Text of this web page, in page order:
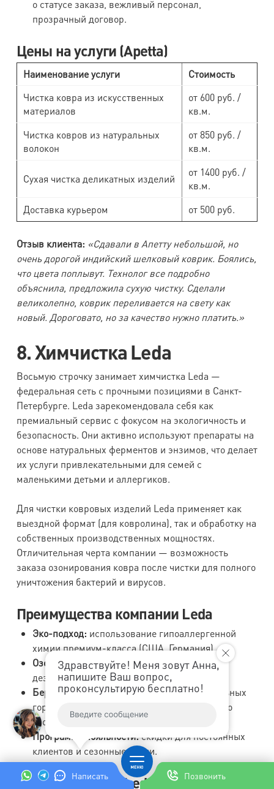
Написать Позвонить
Здравствуйте! Меня зовут Анна,
напишите Ваш вопрос,
проконсультирую бесплатно!
о статусе заказа, вежливый персонал,
прозрачный договор.
Цены на услуги (Apetta)
Наименование услуги
Стоимость
Чистка ковра из искусственных
материалов
от 600 руб. /
кв.м.
Чистка ковров из натуральных
волокон
от 850 руб. /
кв.м.
Сухая чистка деликатных изделий
от 1400 руб. /
кв.м.
Доставка курьером
от 500 руб.
Отзыв клиента: «Сдавали в Апетту небольшой, но
очень дорогой индийский шелковый коврик. Боялись,
что цвета поплывут. Технолог все подробно
объяснила, предложила сухую чистку. Сделали
великолепно, коврик переливается на свету как
новый. Дороговато, но за качество нужно платить.»
8. Химчистка Leda
Восьмую строчку занимает химчистка Leda —
федеральная сеть с прочными позициями в Санкт-
Петербурге. Leda зарекомендовала себя как
премиальный сервис с фокусом на экологичность и
безопасность. Они активно используют препараты на
основе натуральных ферментов и энзимов, что делает
их услуги привлекательными для семей с
маленькими детьми и аллергиков.
Для чистки ковровых изделий Leda применяет как
выездной формат (для ковролина), так и обработку на
собственных производственных мощностях.
Отличительная черта компании — возможность
заказа озонирования ковра после чистки для полного
уничтожения бактерий и вирусов.
Преимущества компании Leda
Эко-подход: использование гипоаллергенной
химии премиум-класса (США, Германия).
Озонирование:дополнительная услуга по
дезинфекции изделий.
Бережная сушка:ковры сушатся в специальных
горизонтальных сушилках с подачей теплого
озонированного воздуха.
Программа лояльности:скидки для постоянных
клиентов и сезонные акции.
Цены на услуги (Leda)